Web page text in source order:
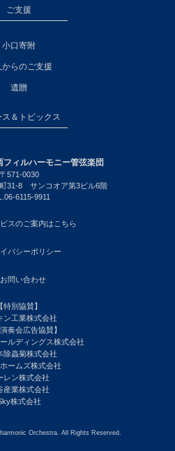
ご支援
小口寄附
からのご支援
遺贈
ス＆トピックス
フィルハーモニー管弦楽団
〒571-0030
31-8 サンコオア第3ビル6階
6115-9911
スのご案内はこちら
イバシーポリシー
お問い合わせ
【特別協賛】
ン工業株式会社
演奏会広告協賛】
ルディングス株式会社
除蟲菊株式会社
ームズ株式会社
レン株式会社
産業株式会社
株式会社
Orchestra. All Rights Reserved.